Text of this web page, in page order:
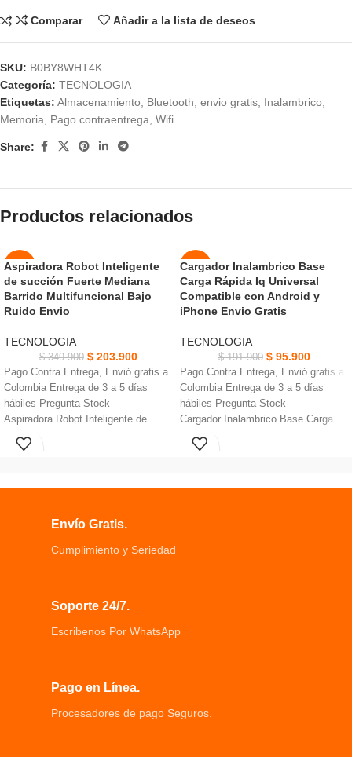
Comparar Añadir a la lista de deseos
SKU: B0BY8WHT4K
Categoría: TECNOLOGIA
Etiquetas: Almacenamiento, Bluetooth, envio gratis, Inalambrico,
Memoria, Pago contraentrega, Wifi
Share:
Productos relacionados
-42%
AGOT
ADO
Aspiradora Robot Inteligente
de succión Fuerte Mediana
Barrido Multifuncional Bajo
Ruido Envio
TECNOLOGIA
$349.900 $203.900
Pago Contra Entrega, Envió gratis a
Colombia Entrega de 3 a 5 días
hábiles Pregunta Stock
Aspiradora Robot Inteligente de
succión Fuerte Paño absorbente de
agua de algodón suave
ultradelgado perfecto para limpiar el
fondo de la casa
Inteligente para evitar la detección
-50%
NUEVO
Cargador Inalambrico Base
Carga Rápida Iq Universal
Compatible con Android y
iPhone Envio Gratis
TECNOLOGIA
$191.900 $95.900
Pago Contra Entrega, Envió gratis a
Colombia Entrega de 3 a 5 días
hábiles Pregunta Stock
Cargador Inalambrico Base Carga
Rápida Iq •5W carga estándar para
todos los dispositivos
Envío Gratis.
Cumplimiento y Seriedad
Soporte 24/7.
Escribenos Por WhatsApp
Pago en Línea.
Procesadores de pago Seguros.